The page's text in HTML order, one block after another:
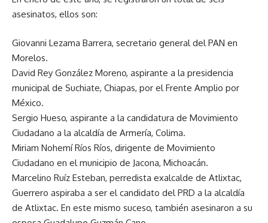
asesinatos, ellos son:
Giovanni Lezama Barrera, secretario general del PAN en
Morelos.
David Rey González Moreno, aspirante a la presidencia
municipal de Suchiate, Chiapas, por el Frente Amplio por
México.
Sergio Hueso, aspirante a la candidatura de Movimiento
Ciudadano a la alcaldía de Armería, Colima.
Miriam Nohemí Ríos Ríos, dirigente de Movimiento
Ciudadano en el municipio de Jacona, Michoacán.
Marcelino Ruíz Esteban, perredista exalcalde de Atlixtac,
Guerrero aspiraba a ser el candidato del PRD a la alcaldía
de Atlixtac. En este mismo suceso, también asesinaron a su